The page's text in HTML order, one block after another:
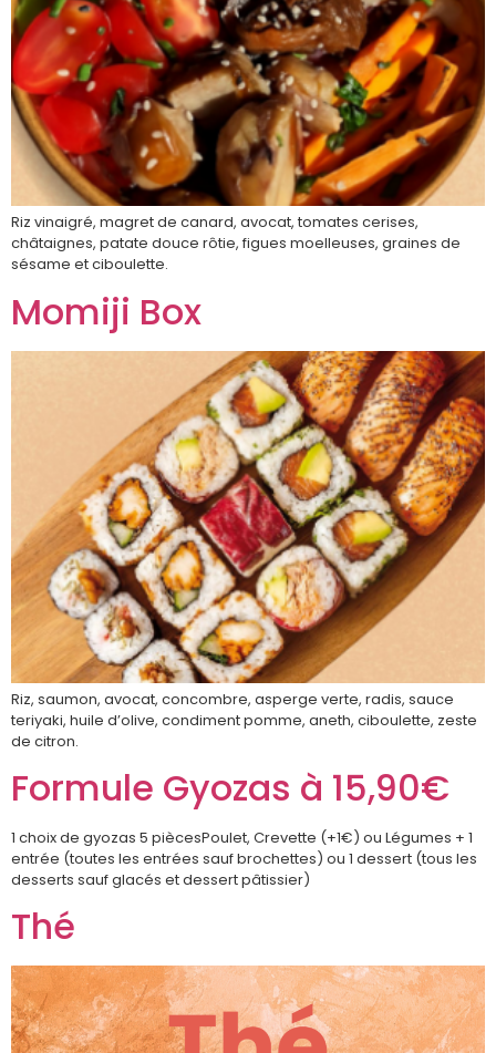
Riz vinaigré, magret de canard, avocat, tomates cerises,
châtaignes, patate douce rôtie, figues moelleuses, graines de
sésame et ciboulette.
Momiji Box
Riz, saumon, avocat, concombre, asperge verte, radis, sauce
teriyaki, huile d’olive, condiment pomme, aneth, ciboulette, zeste
de citron.
Formule Gyozas à 15,90€
1 choix de gyozas 5 piècesPoulet, Crevette (+1€) ou Légumes + 1
entrée (toutes les entrées sauf brochettes) ou 1 dessert (tous les
desserts sauf glacés et dessert pâtissier)
Thé